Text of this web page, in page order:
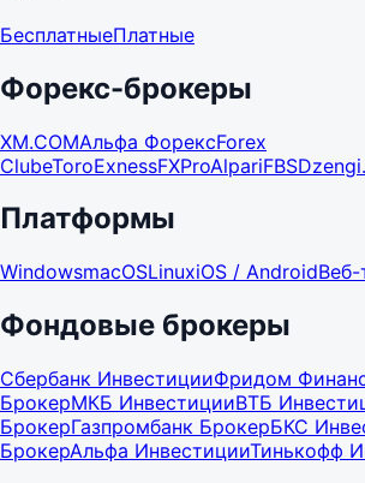
БесплатныеПлатные
Форекс-брокеры
XM.COMАльфа ФорексForex
ClubeToroExnessFXProAlpariFBS
Платформы
WindowsmacOSLinuxiOS / Android
Фондовые брокеры
Сбербанк ИнвестицииФридом
БрокерМКБ ИнвестицииВТБ
БрокерГазпромбанк БрокерБКС
БрокерАльфа ИнвестицииТинькофф